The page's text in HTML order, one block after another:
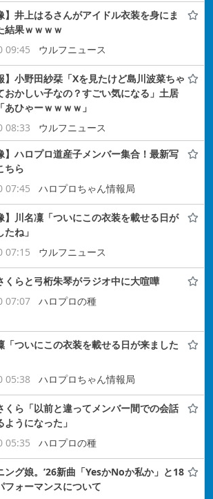
】井上はるさんがアイドル衣装を身にま
結果ｗｗｗｗ
09:45
ウルフニュース
】小野田紗栞「Xを見たけど島川波菜ちゃ
おかしい子なの？すごい気になる」土居
あひゃーｗｗｗｗ」
08:33
ウルフニュース
】ハロプロ道産子メンバー集合！最新写
ちら
07:45
ハロプロちゃん情報局
】川名凜「ついにこの衣装を載せる日が
ね」
07:15
ウルフニュース
くらと弓桁朱琴がラジオ中に大喧嘩
07:07
ハロプロの種
「ついにこの衣装を載せる日が来ました
05:38
ハロプロちゃん情報局
くら「以前と違ってメンバー間での会話
ようになった」
05:35
ハロプロの種
ング娘。’26新曲「YesかNoか私か」と18
フォーマンスについて